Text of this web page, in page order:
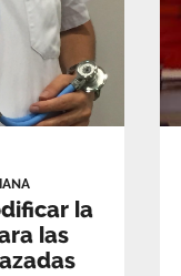
la
las